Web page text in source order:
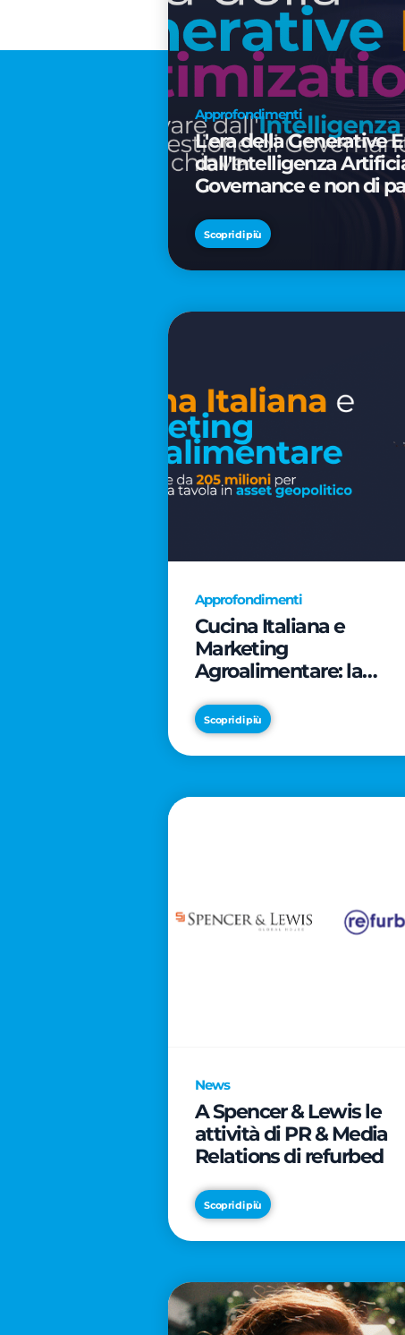
Approfondimenti
L'era della Generative
dall'Intelligenza
Governance e non di
Scopri di più
Approfondimenti
Cucina Italiana e
Marketing
Agroalimentare: la
milioni per trasformare
la tavola in asset
geopolitico
Scopri di più
News
A Spencer & Lewis le
attività di PR & Media
Relations di refurbed
Scopri di più